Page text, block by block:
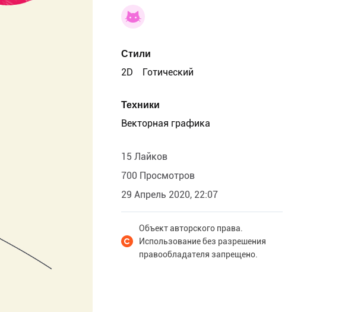
Стили
2D
Готический
Техники
Векторная графика
15 Лайков
700 Просмотров
29 Апрель 2020, 22:07
Объект авторского права.
Использование без разрешения
правообладателя запрещено.